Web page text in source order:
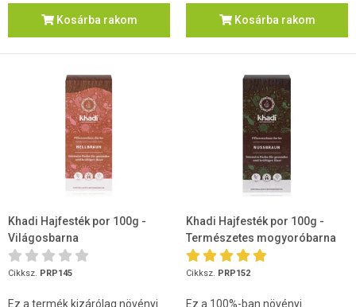
Kosárba rakom Kosárba rakom
Khadi Hajfesték por 100g -
Világosbarna
Cikksz. PRP145
Ez a termék kizárólag növényi
Khadi Hajfesték por 100g -
Természetes mogyoróbarna
Cikksz. PRP152
Ez a 100%-ban növényi